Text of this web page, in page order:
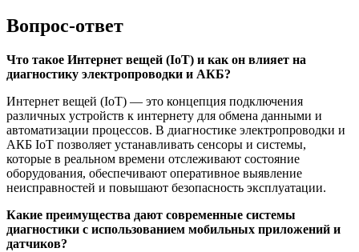
Вопрос-ответ
Что такое Интернет вещей (IoT) и как он влияет на
диагностику электропроводки и АКБ?
Интернет вещей (IoT) — это концепция подключения
различных устройств к интернету для обмена данными и
автоматизации процессов. В диагностике электропроводки и
АКБ IoT позволяет устанавливать сенсоры и системы,
которые в реальном времени отслеживают состояние
оборудования, обеспечивают оперативное выявление
неисправностей и повышают безопасность эксплуатации.
Какие преимущества дают современные системы
диагностики с использованием мобильных приложений и
датчиков?